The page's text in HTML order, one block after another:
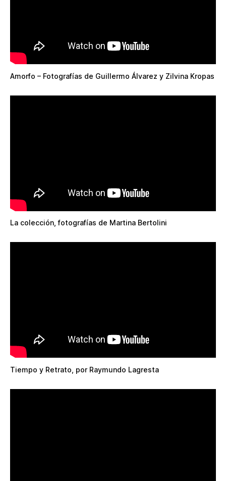
Amorfo – Fotografías de Guillermo Álvarez y Zilvina Kropas
La colección, fotografías de Martina Bertolini
Tiempo y Retrato, por Raymundo Lagresta